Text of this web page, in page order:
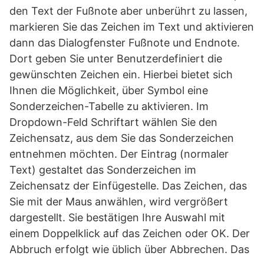
den Text der Fußnote aber unberührt zu lassen,
markieren Sie das Zeichen im Text und aktivieren
dann das Dialogfenster Fußnote und Endnote.
Dort geben Sie unter Benutzerdefiniert die
gewünschten Zeichen ein. Hierbei bietet sich
Ihnen die Möglichkeit, über Symbol eine
Sonderzeichen-Tabelle zu aktivieren. Im
Dropdown-Feld Schriftart wählen Sie den
Zeichensatz, aus dem Sie das Sonderzeichen
entnehmen möchten. Der Eintrag (normaler
Text) gestaltet das Sonderzeichen im
Zeichensatz der Einfügestelle. Das Zeichen, das
Sie mit der Maus anwählen, wird vergrößert
dargestellt. Sie bestätigen Ihre Auswahl mit
einem Doppelklick auf das Zeichen oder OK. Der
Abbruch erfolgt wie üblich über Abbrechen. Das